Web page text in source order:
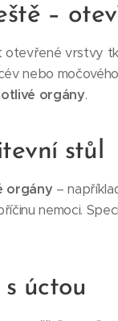
–
otevřené vrstvy
nebo
orgány.
stůl
orgány –
nemoci.
úctou